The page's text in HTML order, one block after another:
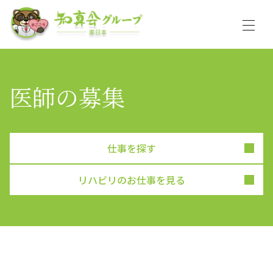
医師の募集
仕事を探す
リハビリのお仕事を見る